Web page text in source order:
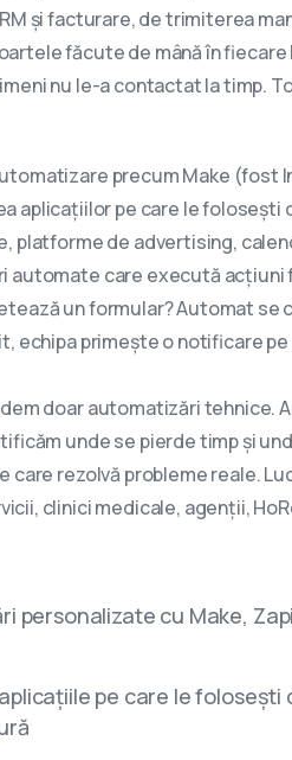
și facturare, de trimiterea
făcute de mână în
nu le-a contactat la timp.
precum Make (fost
aplicațiilor pe care le folosești
platforme de advertising,
automate care execută acțiuni
un formular? Automat se
echipa primește o notificare
doar automatizări tehnice.
unde se pierde timp și
rezolvă probleme reale.
clinici medicale, agenții,
personalizate cu Make,
pe care le folosești